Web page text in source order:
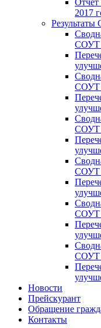
2017
СОУТ
СОУТ
СОУТ
СОУТ
СОУТ
СОУТ
Новости
Прейскурант
Обращение
Контакты